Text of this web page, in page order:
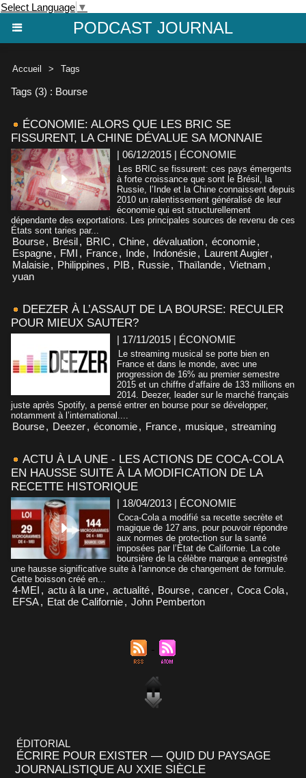
Select Language ▼
PODCAST JOURNAL
Accueil > Tags
Tags (3) : Bourse
ÉCONOMIE: ALORS QUE LES BRIC SE
FISSURENT, LA CHINE DÉVALUE SA MONNAIE
| 06/12/2015 | ÉCONOMIE
Les BRIC se fissurent: ces pays émergents
à forte croissance que sont le Brésil, la
Russie, l’Inde et la Chine connaissent depuis
2010 un ralentissement généralisé de leur
économie qui est structurellement
dépendante des exportations. Les principales sources de revenu de ces
États sont taries par...
Bourse, Brésil, BRIC , Chine, dévaluation, économie,
Espagne, FMI , France, Inde, Indonésie, Laurent Augier,
Malaisie, Philippines , PIB, Russie, Thaïlande, Vietnam ,
yuan
DEEZER À L’ASSAUT DE LA BOURSE: RECULER
POUR MIEUX SAUTER?
| 17/11/2015 | ÉCONOMIE
Le streaming musical se porte bien en
France et dans le monde, avec une
progression de 16% au premier semestre
2015 et un chiffre d’affaire de 133 millions en
2014. Deezer, leader sur le marché français
juste après Spotify, a pensé entrer en bourse pour se développer,
notamment à l’international....
Bourse, Deezer, économie, France, musique, streaming
ACTU À LA UNE - LES ACTIONS DE COCA-COLA
EN HAUSSE SUITE À LA MODIFICATION DE LA
RECETTE HISTORIQUE
| 18/04/2013 | ÉCONOMIE
Coca-Cola a modifié sa recette secrète et
magique de 127 ans, pour pouvoir répondre
aux normes de protection sur la santé
imposées par l’État de Californie. La cote
boursière de la célèbre marque a enregistré
une hausse significative suite à l'annonce de changement de formule.
Cette boisson créé en...
4-MEI , actu à la une, actualité, Bourse, cancer, Coca Cola,
EFSA, Etat de Californie, John Pemberton
ÉDITORIAL
ÉCRIRE POUR EXISTER — QUID DU PAYSAGE
JOURNALISTIQUE AU XXIE SIÈCLE